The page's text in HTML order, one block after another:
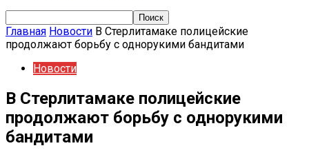
Главная Новости В Стерлитамаке полицейские
продолжают борьбу с однорукими бандитами
Новости
В Стерлитамаке полицейские
продолжают борьбу с однорукими
бандитами